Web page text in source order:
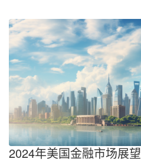
2024年美国金融市场展望